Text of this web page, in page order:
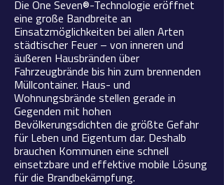
Die One Seven®-Technologie eröffnet
eine große Bandbreite an
Einsatzmöglichkeiten bei allen Arten
städtischer Feuer – von inneren und
äußeren Hausbränden über
Fahrzeugbrände bis hin zum brennenden
Müllcontainer. Haus- und
Wohnungsbrände stellen gerade in
Gegenden mit hohen
Bevölkerungsdichten die größte Gefahr
für Leben und Eigentum dar. Deshalb
brauchen Kommunen eine schnell
einsetzbare und effektive mobile Lösung
für die Brandbekämpfung.